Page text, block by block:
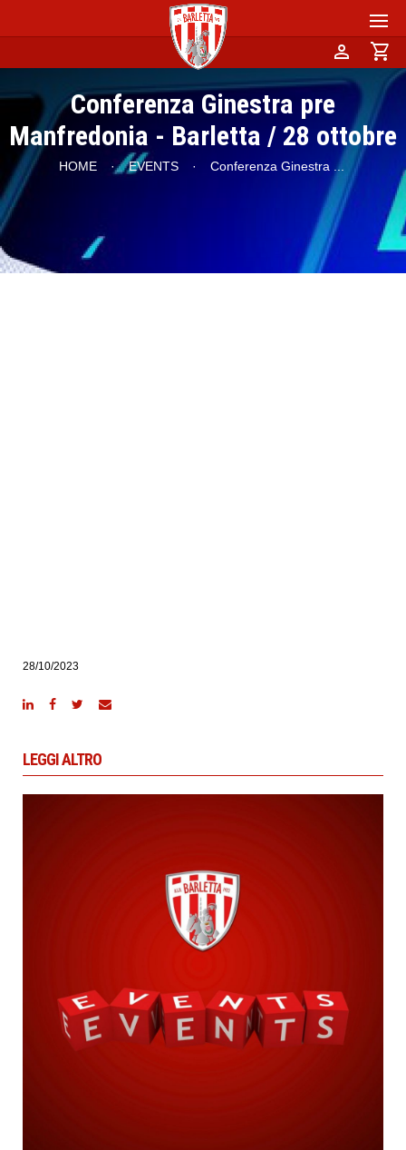
person shopping_cart
Conferenza Ginestra pre
Manfredonia - Barletta / 28 ottobre
HOME · EVENTS · Conferenza Ginestra ...
28/10/2023
LEGGI ALTRO